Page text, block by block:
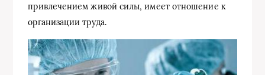
привлечением живой силы, имеет отношение к
организации труда.